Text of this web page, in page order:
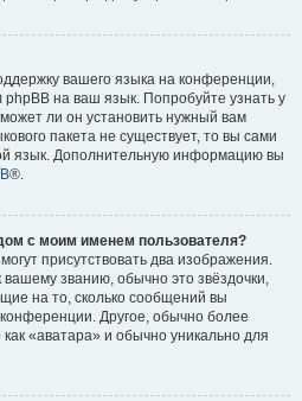
вашего языка на конференции,
на ваш язык. Попробуйте узнать у
ли он установить нужный вам
пакета не существует, то вы сами
язык. Дополнительную информацию вы
®.
с моим именем пользователя?
присутствовать два изображения.
званию, обычно это звёздочки,
на то, сколько сообщений вы
Другое, обычно более
«аватара» и обычно уникально для